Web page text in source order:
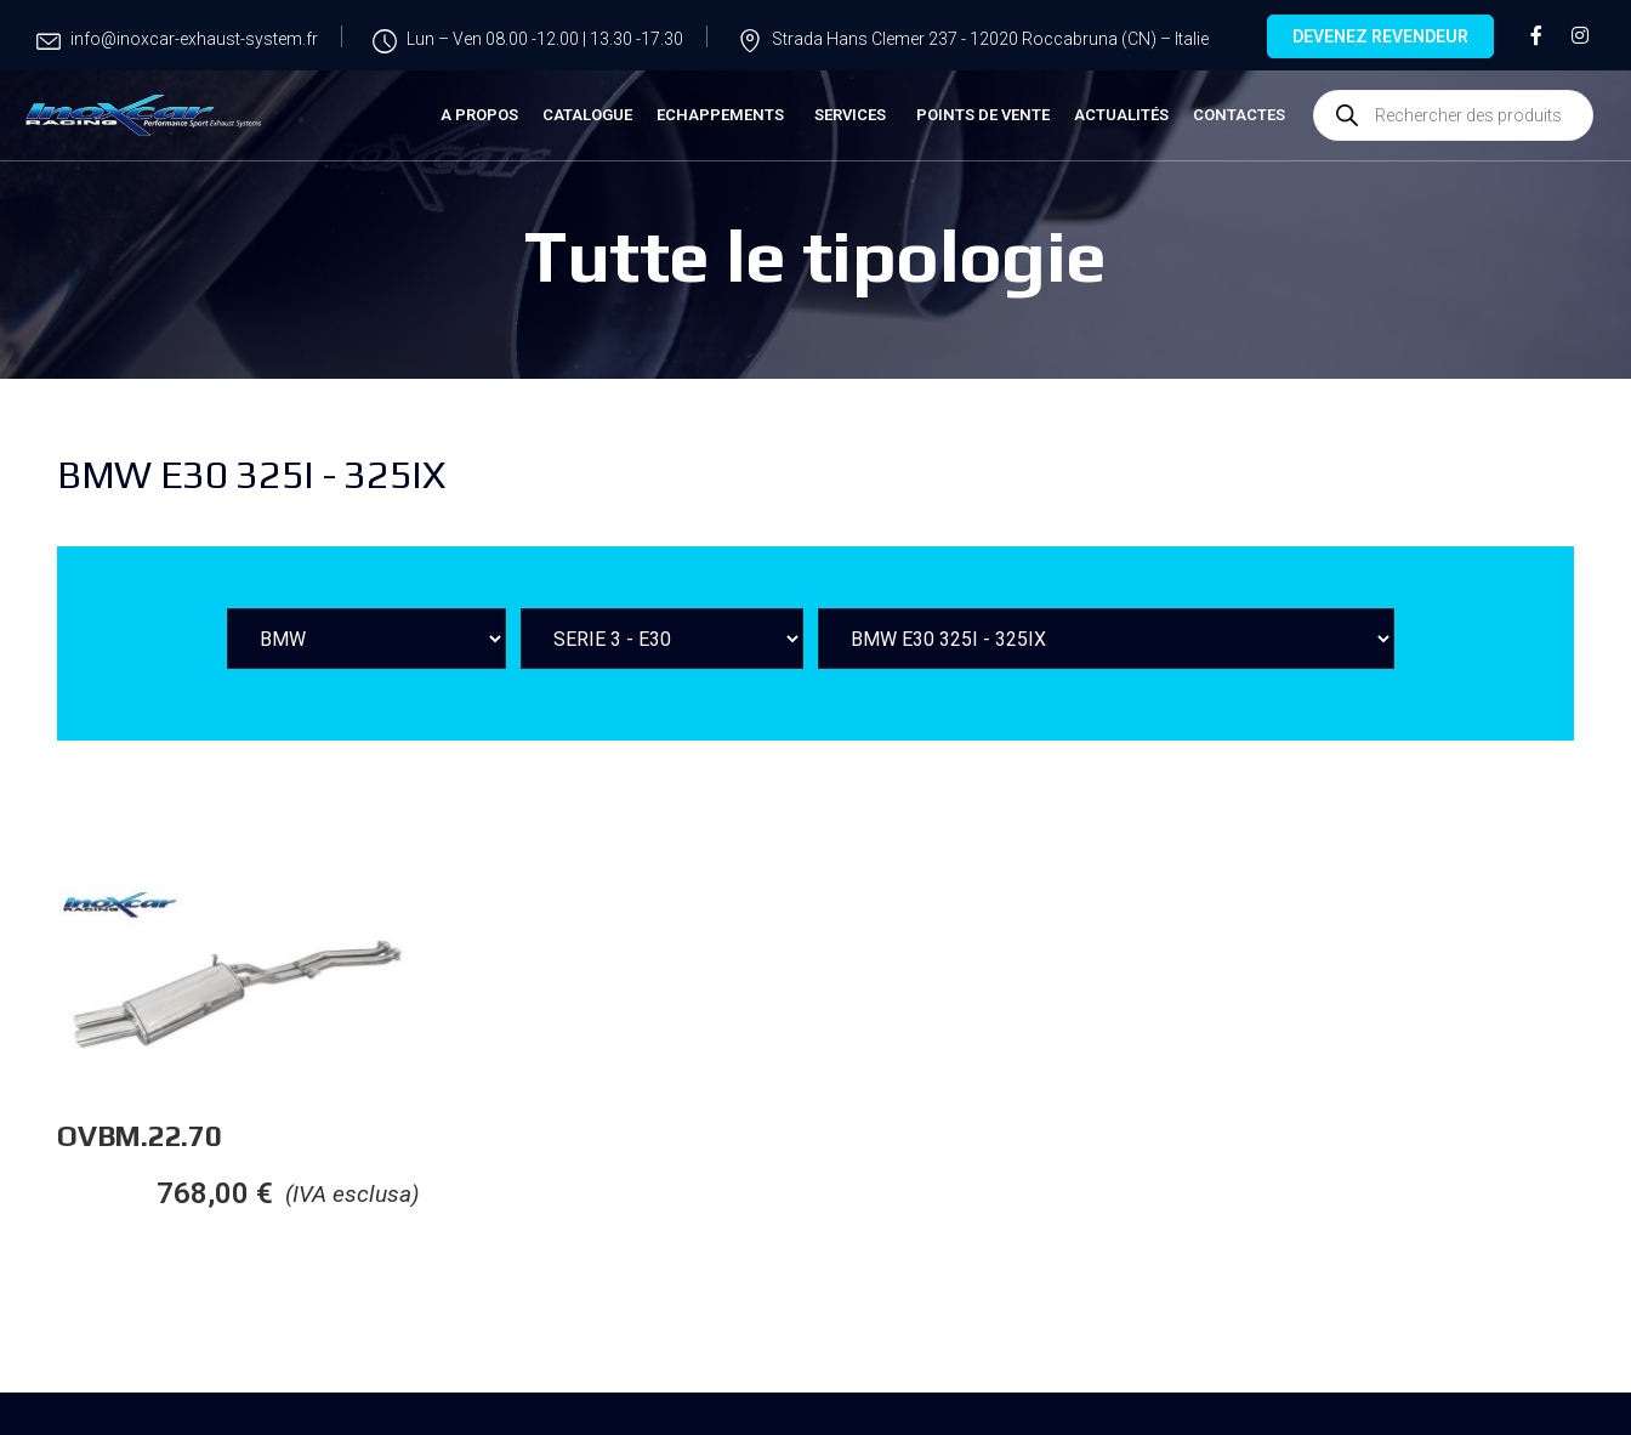
info@inoxcar-exhaust-system.fr Lun – Ven 08.00 -12.00 | 13.30 -17.30 Strada Hans Clemer 237 - 12020 Roccabruna (CN) – Italie DEVENEZ REVENDEUR
A PROPOS CATALOGUE ECHAPPEMENTS SERVICES POINTS DE VENTE ACTUALITÉS CONTACTES
Tutte le tipologie
BMW E30 325I - 325IX
OVBM.22.70
(IVA esclusa)
768,00 €